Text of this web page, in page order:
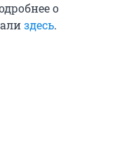
о
здесь.